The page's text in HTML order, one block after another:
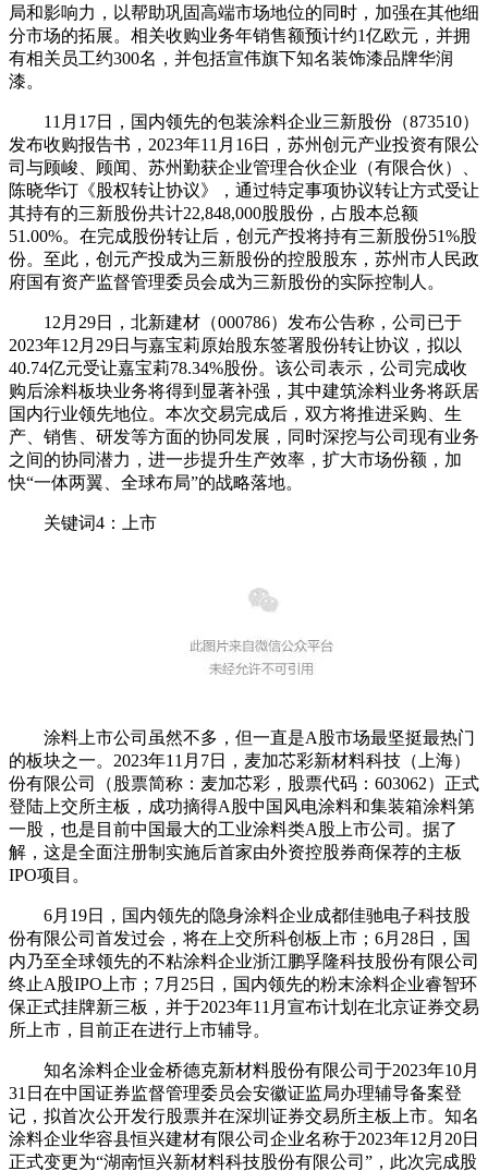
局和影响力，以帮助巩固高端市场地位的同时，加强在其他细
分市场的拓展。相关收购业务年销售额预计约1亿欧元，并拥
有相关员工约300名，并包括宣伟旗下知名装饰漆品牌华润
漆。
11月17日，国内领先的包装涂料企业三新股份（873510）
发布收购报告书，2023年11月16日，苏州创元产业投资有限公
司与顾峻、顾闻、苏州勤获企业管理合伙企业（有限合伙）、
陈晓华订《股权转让协议》，通过特定事项协议转让方式受让
其持有的三新股份共计22,848,000股股份，占股本总额
51.00%。在完成股份转让后，创元产投将持有三新股份51%股
份。至此，创元产投成为三新股份的控股股东，苏州市人民政
府国有资产监督管理委员会成为三新股份的实际控制人。
12月29日，北新建材（000786）发布公告称，公司已于
2023年12月29日与嘉宝莉原始股东签署股份转让协议，拟以
40.74亿元受让嘉宝莉78.34%股份。该公司表示，公司完成收
购后涂料板块业务将得到显著补强，其中建筑涂料业务将跃居
国内行业领先地位。本次交易完成后，双方将推进采购、生
产、销售、研发等方面的协同发展，同时深挖与公司现有业务
之间的协同潜力，进一步提升生产效率，扩大市场份额，加
快“一体两翼、全球布局”的战略落地。
关键词4：上市
涂料上市公司虽然不多，但一直是A股市场最坚挺最热门
的板块之一。2023年11月7日，麦加芯彩新材料科技（上海）
份有限公司（股票简称：麦加芯彩，股票代码：603062）正式
登陆上交所主板，成功摘得A股中国风电涂料和集装箱涂料第
一股，也是目前中国最大的工业涂料类A股上市公司。据了
解，这是全面注册制实施后首家由外资控股券商保荐的主板
IPO项目。
6月19日，国内领先的隐身涂料企业成都佳驰电子科技股
份有限公司首发过会，将在上交所科创板上市；6月28日，国
内乃至全球领先的不粘涂料企业浙江鹏孚隆科技股份有限公司
终止A股IPO上市；7月25日，国内领先的粉末涂料企业睿智环
保正式挂牌新三板，并于2023年11月宣布计划在北京证券交易
所上市，目前正在进行上市辅导。
知名涂料企业金桥德克新材料股份有限公司于2023年10月
31日在中国证券监督管理委员会安徽证监局办理辅导备案登
记，拟首次公开发行股票并在深圳证券交易所主板上市。知名
涂料企业华容县恒兴建材有限公司企业名称于2023年12月20日
正式变更为“湖南恒兴新材料科技股份有限公司”，此次完成股